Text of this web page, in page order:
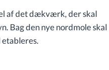
af det dækværk, der skal
Bag den nye nordmole skal